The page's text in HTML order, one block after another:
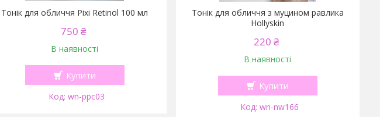
Тонік для обличчя Pixi Retinol 100 мл
750 ₴
В наявності
Купити
wn-ppc03
Тонік для обличчя з муцином равлика
Hollyskin
220 ₴
В наявності
Купити
wn-nw166